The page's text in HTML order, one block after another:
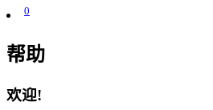
0
帮助
欢迎!